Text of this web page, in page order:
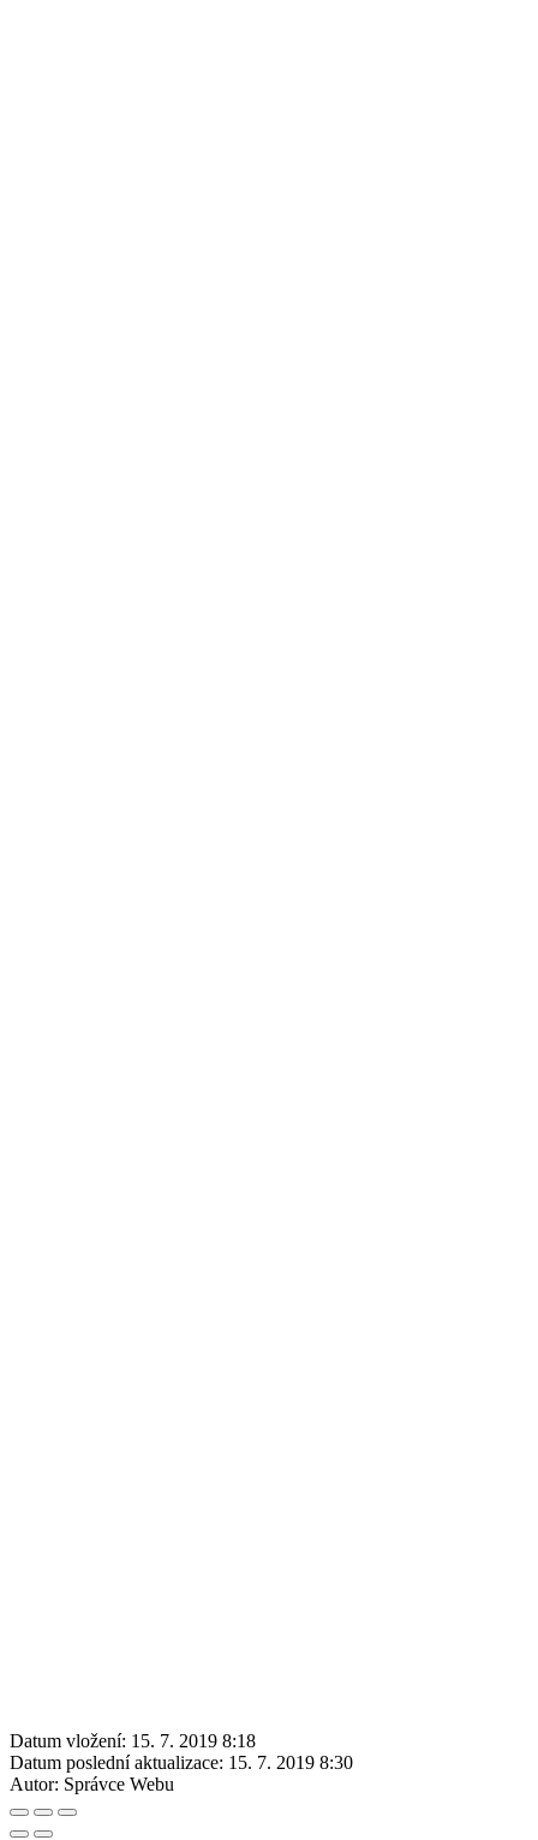
Datum vložení: 15. 7. 2019 8:18
Datum poslední aktualizace: 15. 7. 2019 8:30
Autor: Správce Webu